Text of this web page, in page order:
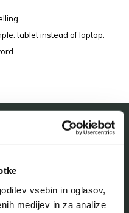
vsebin in oglasov,
medijev in za analize
tablet instead of laptop.